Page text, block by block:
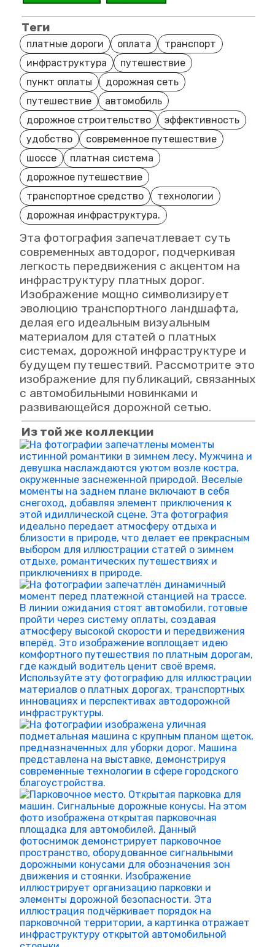
Теги
платные дороги оплата
транспорт
инфраструктура
путешествие
пункт оплаты
дорожная сеть
путешествие
автомобиль
дорожное строительство
эффективность
удобство
современное путешествие
шоссе
платная система
дорожное путешествие
транспортное средство
технологии
дорожная инфраструктура.
Эта фотография запечатлевает суть
современных автодорог, подчеркивая
легкость передвижения с акцентом на
инфраструктуру платных дорог.
Изображение мощно символизирует
эволюцию транспортного ландшафта,
делая его идеальным визуальным
материалом для статей о платных
системах, дорожной инфраструктуре и
будущем путешествий. Рассмотрите это
изображение для публикаций, связанных
с автомобильными новинками и
развивающейся дорожной сетью.
Из той же коллекции